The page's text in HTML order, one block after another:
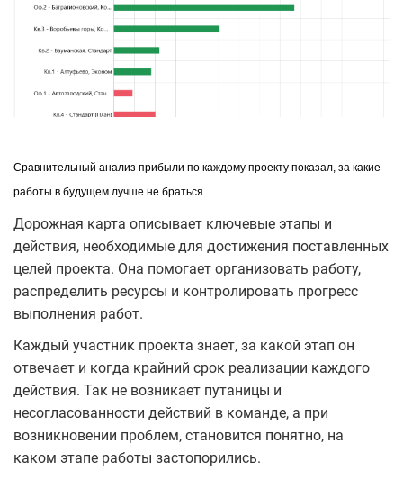
Сравнительный анализ прибыли по каждому проекту показал, за какие
работы в будущем лучше не браться.
Дорожная карта описывает ключевые этапы и
действия, необходимые для достижения поставленных
целей проекта. Она помогает организовать работу,
распределить ресурсы и контролировать прогресс
выполнения работ.
Каждый участник проекта знает, за какой этап он
отвечает и когда крайний срок реализации каждого
действия. Так не возникает путаницы и
несогласованности действий в команде, а при
возникновении проблем, становится понятно, на
каком этапе работы застопорились.